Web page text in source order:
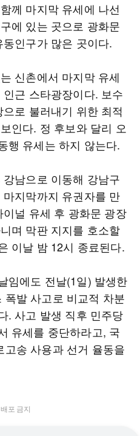
께 마지막 유세에 나선
에 있는 곳으로 광화문
인구가 많은 곳이다.
신촌에서 마지막 유세
근 스타광장이다. 보수
로 불러내기 위한 최적
인다. 정 후보와 달리 오
행 유세는 하지 않는다.
남으로 이동해 강남구
지막까지 유권자를 만
널 유세 후 광화문 광장
며 막판 지지를 호소할
이날 밤 12시 종료된다.
임에도 전날(1일) 발생한
발 사고로 비교적 차분
. 사고 발생 직후 민주당
유세를 중단하라고, 국
송 사용과 선거 율동을
포 금지